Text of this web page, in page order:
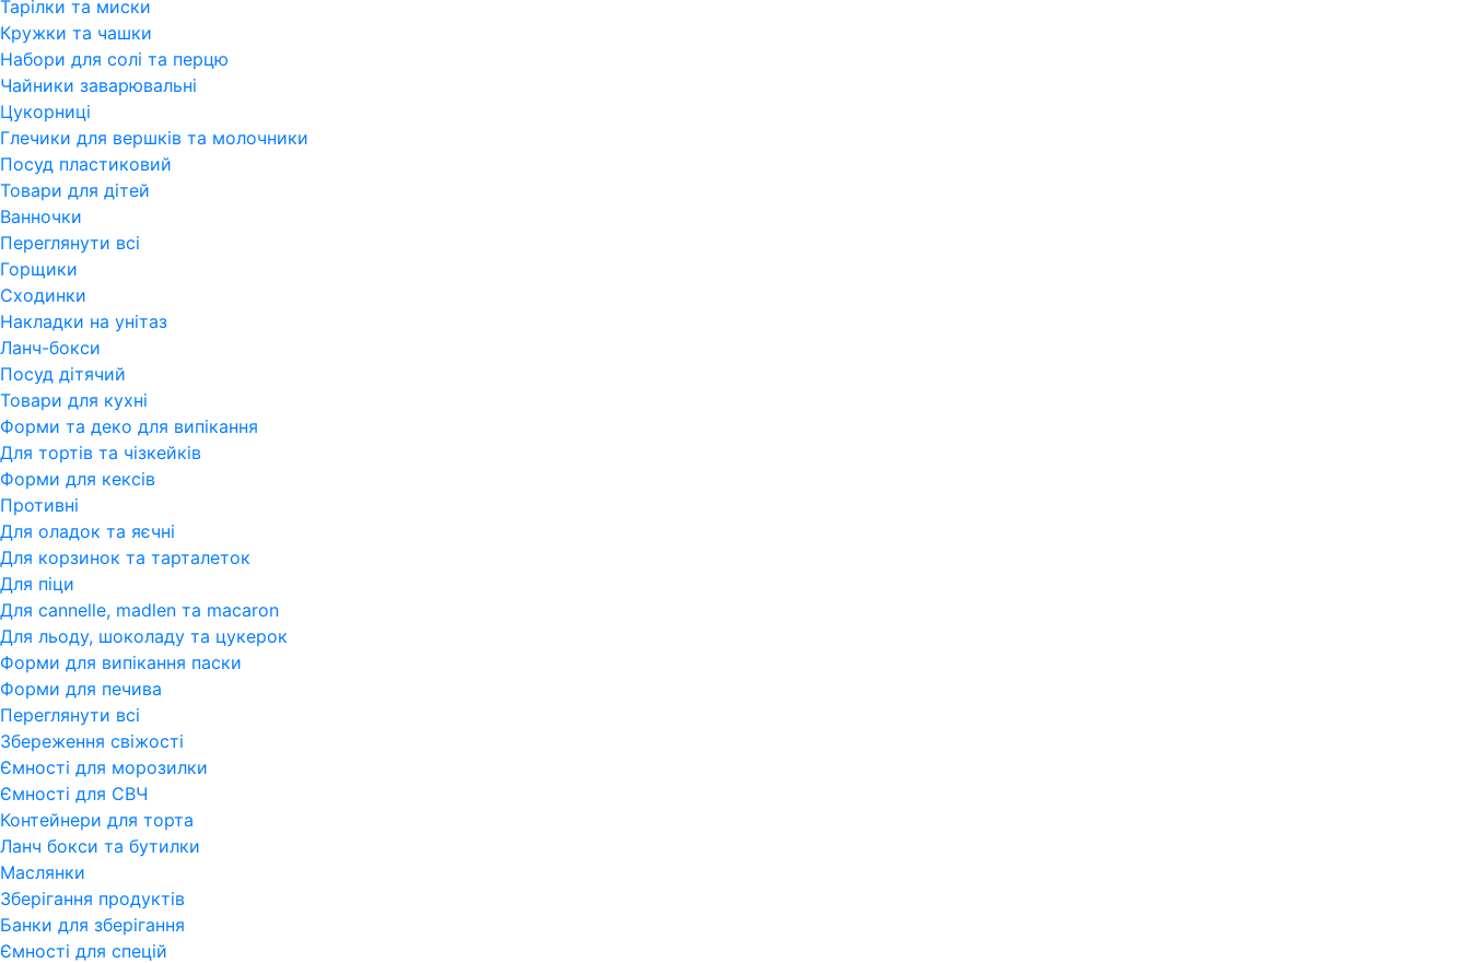
Тарілки та миски
Кружки та чашки
Набори для солі та перцю
Чайники заварювальні
Цукорниці
Глечики для вершків та молочники
Посуд пластиковий
Товари для дітей
Ванночки
Переглянути всi
Горщики
Сходинки
Накладки на унітаз
Ланч-бокси
Посуд дітячий
Товари для кухні
Форми та деко для випікання
Для тортів та чізкейків
Форми для кексів
Противні
Для оладок та яєчні
Для корзинок та тарталеток
Для піци
Для cannelle, madlen та macaron
Для льоду, шоколаду та цукерок
Форми для випікання паски
Форми для печива
Переглянути всi
Збереження свіжості
Ємності для морозилки
Ємності для СВЧ
Контейнери для торта
Ланч бокси та бутилки
Маслянки
Зберігання продуктів
Банки для зберігання
Ємності для спецій